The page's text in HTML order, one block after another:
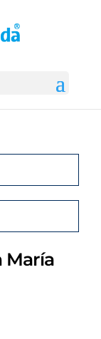
María